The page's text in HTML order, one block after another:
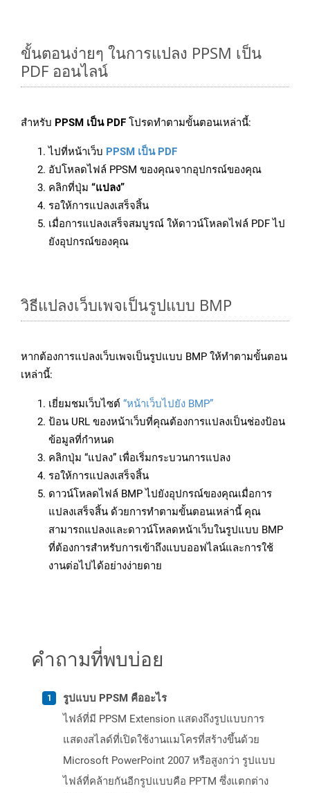
ขั้นตอนง่ายๆ ในการแปลง PPSM เป็น
PDF ออนไลน์
สำหรับ PPSM เป็น PDF โปรดทำตามขั้นตอนเหล่านี้:
ไปที่หน้าเว็บ PPSM เป็น PDF
อัปโหลดไฟล์ PPSM ของคุณจากอุปกรณ์ของคุณ
คลิกที่ปุ่ม “แปลง”
รอให้การแปลงเสร็จสิ้น
เมื่อการแปลงเสร็จสมบูรณ์ ให้ดาวน์โหลดไฟล์ PDF ไป
ยังอุปกรณ์ของคุณ
วิธีแปลงเว็บเพจเป็นรูปแบบ BMP
หากต้องการแปลงเว็บเพจเป็นรูปแบบ BMP ให้ทำตามขั้นตอน
เหล่านี้:
เยี่ยมชมเว็บไซต์ “หน้าเว็บไปยัง BMP”
ป้อน URL ของหน้าเว็บที่คุณต้องการแปลงเป็นช่องป้อน
ข้อมูลที่กำหนด
คลิกปุ่ม “แปลง” เพื่อเริ่มกระบวนการแปลง
รอให้การแปลงเสร็จสิ้น
ดาวน์โหลดไฟล์ BMP ไปยังอุปกรณ์ของคุณเมื่อการ
แปลงเสร็จสิ้น ด้วยการทำตามขั้นตอนเหล่านี้ คุณ
สามารถแปลงและดาวน์โหลดหน้าเว็บในรูปแบบ BMP
ที่ต้องการสำหรับการเข้าถึงแบบออฟไลน์และการใช้
งานต่อไปได้อย่างง่ายดาย
คำถามที่พบบ่อย
รูปแบบ PPSM คืออะไร
ไฟล์ที่มี PPSM Extension แสดงถึงรูปแบบการ
แสดงสไลด์ที่เปิดใช้งานแมโครที่สร้างขึ้นด้วย
Microsoft PowerPoint 2007 หรือสูงกว่า รูปแบบ
ไฟล์ที่คล้ายกันอีกรูปแบบคือ PPTM ซึ่งแตกต่าง